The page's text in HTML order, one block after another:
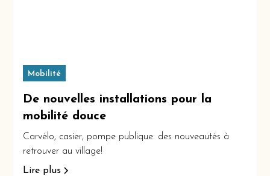
Mobilité
De nouvelles installations pour la
mobilité douce
Carvélo, casier, pompe publique: des nouveautés à
retrouver au village!
Lire plus